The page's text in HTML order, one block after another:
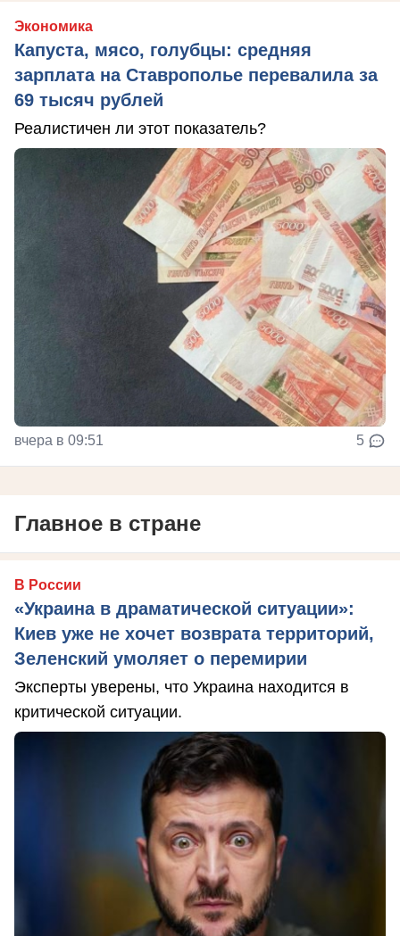
Экономика
Капуста, мясо, голубцы: средняя
зарплата на Ставрополье перевалила за
69 тысяч рублей
Реалистичен ли этот показатель?
вчера в 09:51 5
Главное в стране
В России
«Украина в драматической ситуации»:
Киев уже не хочет возврата территорий,
Зеленский умоляет о перемирии
Эксперты уверены, что Украина находится в
критической ситуации.